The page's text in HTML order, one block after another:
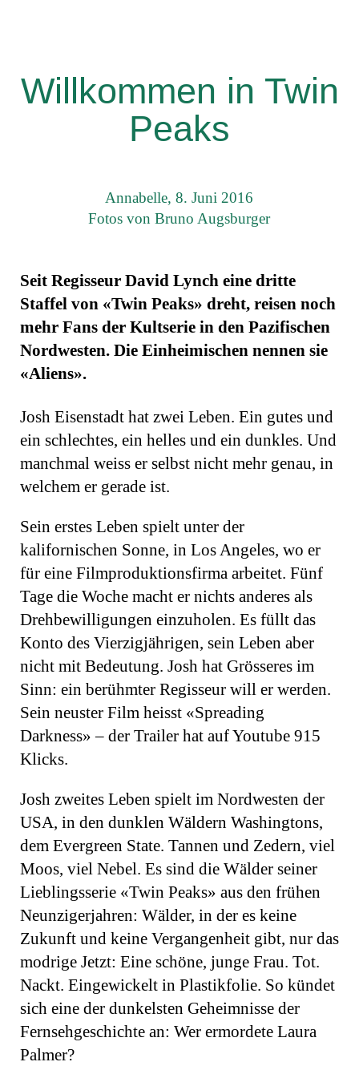
Willkommen in Twin
Peaks
Annabelle, 8. Juni 2016
Fotos von Bruno Augsburger
Seit Regisseur David Lynch eine dritte
Staffel von «Twin Peaks» dreht, reisen noch
mehr Fans der Kultserie in den Pazifischen
Nordwesten. Die Einheimischen nennen sie
«Aliens».
Josh Eisenstadt hat zwei Leben. Ein gutes und
ein schlechtes, ein helles und ein dunkles. Und
manchmal weiss er selbst nicht mehr genau, in
welchem er gerade ist.
Sein erstes Leben spielt unter der
kalifornischen Sonne, in Los Angeles, wo er
für eine Filmproduktionsfirma arbeitet. Fünf
Tage die Woche macht er nichts anderes als
Drehbewilligungen einzuholen. Es füllt das
Konto des Vierzigjährigen, sein Leben aber
nicht mit Bedeutung. Josh hat Grösseres im
Sinn: ein berühmter Regisseur will er werden.
Sein neuster Film heisst «Spreading
Darkness» – der Trailer hat auf Youtube 915
Klicks.
Josh zweites Leben spielt im Nordwesten der
USA, in den dunklen Wäldern Washingtons,
dem Evergreen State. Tannen und Zedern, viel
Moos, viel Nebel. Es sind die Wälder seiner
Lieblingsserie «Twin Peaks» aus den frühen
Neunzigerjahren: Wälder, in der es keine
Zukunft und keine Vergangenheit gibt, nur das
modrige Jetzt: Eine schöne, junge Frau. Tot.
Nackt. Eingewickelt in Plastikfolie. So kündet
sich eine der dunkelsten Geheimnisse der
Fernsehgeschichte an: Wer ermordete Laura
Palmer?